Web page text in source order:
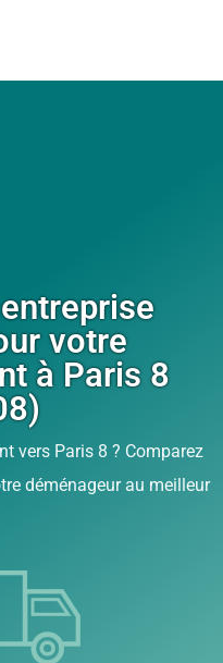
votre
à Paris 8
vers Paris 8 ? Comparez
déménageur au meilleur